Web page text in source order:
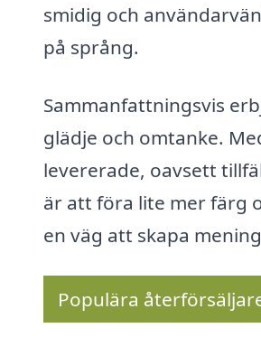
smidig och
på språng.
Sammanfattningsvis
glädje och omtanke.
levererade, oavsett
är att föra lite mer färg
en väg att skapa
Populära